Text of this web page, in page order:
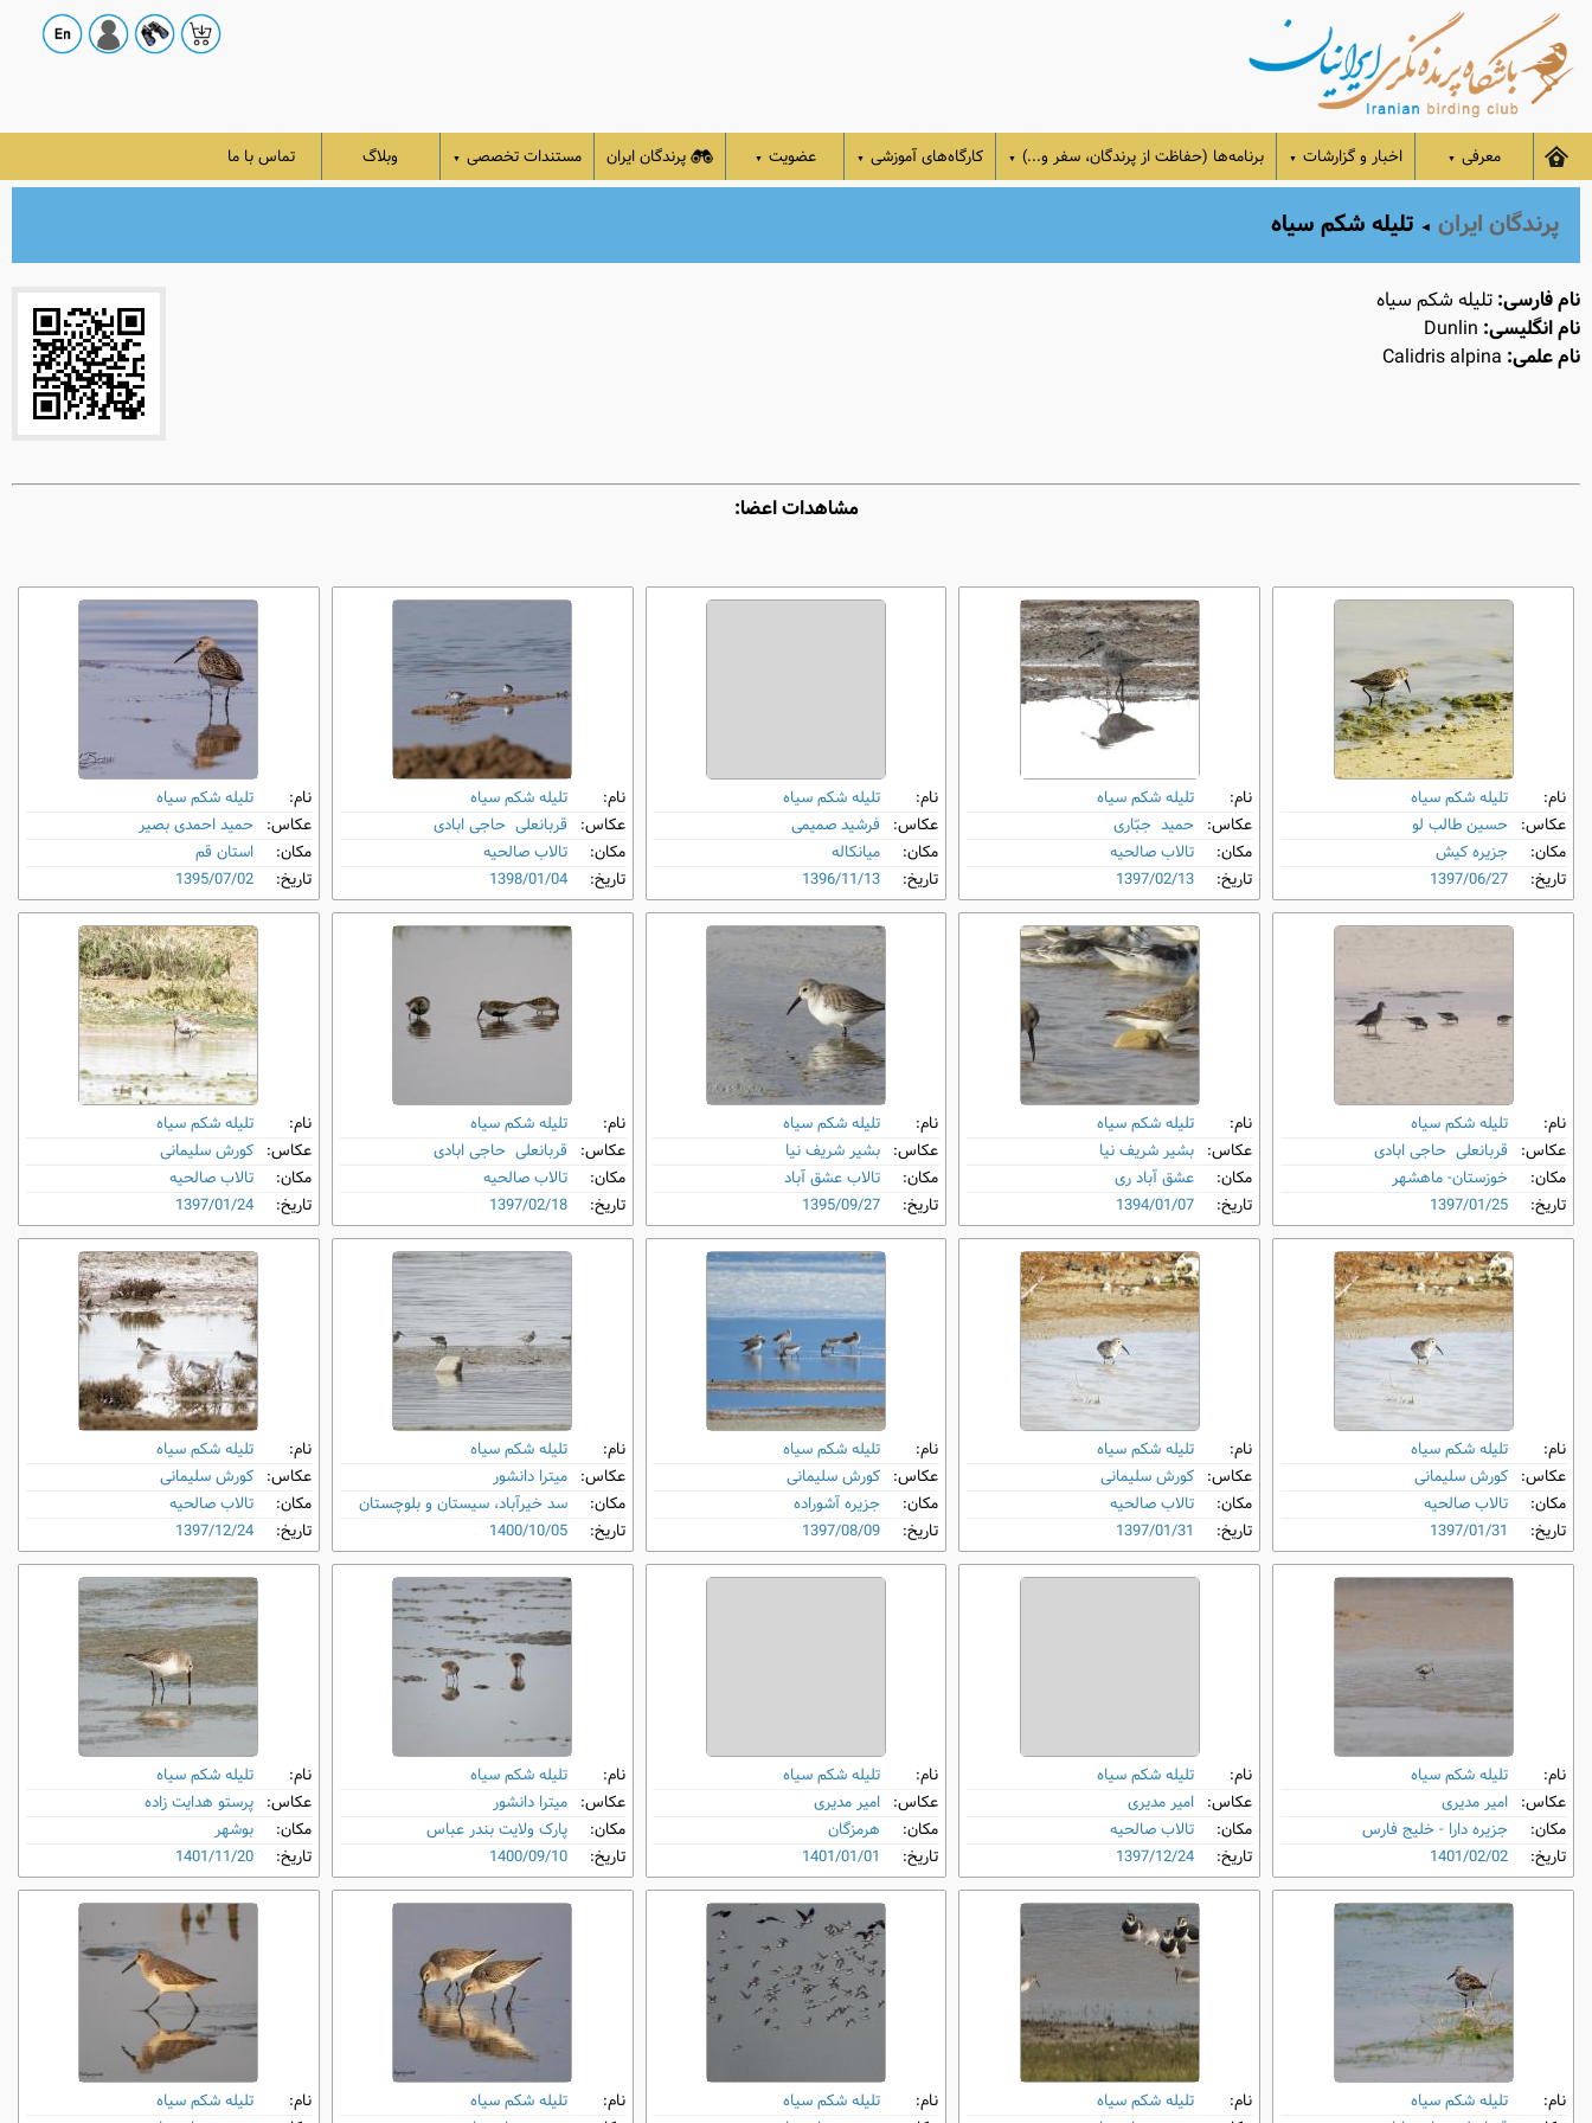
معرفی ▼ اخبار و گزارشات ▼ برنامه‌ها (حفاظت از پرندگان، سفر و...) ▼ کارگاه‌های آموزشی ▼ عضویت ▼ پرندگان ایران مستندات تخصصی ▼ وبلاگ تماس با ما
پرندگان ایران ◄ تلیله شکم‌ سیاه
نام فارسی:تلیله شکم‌ سیاه
نام انگلیسی:
نام علمی:
مشاهدات اعضا:
نام:
تلیله شکم‌ سیاه
عکاس: حسین طالب لو
مکان:
جزیره کیش
تاریخ:
1397/06/27
نام:
تلیله شکم‌ سیاه
عکاس: حمید جبّاری
مکان:
تالاب صالحیه
تاریخ:
1397/02/13
نام:
تلیله شکم‌ سیاه
عکاس: فرشید صمیمی
مکان:
میانکاله
تاریخ:
1396/11/13
نام:
تلیله شکم‌ سیاه
عکاس: قربانعلی حاجی ابادی
مکان:
تالاب صالحیه
تاریخ:
1398/01/04
نام:
تلیله شکم‌ سیاه
عکاس: حمید احمدى بصیر
مکان:
استان قم
تاریخ:
1395/07/02
نام:
تلیله شکم‌ سیاه
عکاس: قربانعلی حاجی ابادی
مکان:
خوزستان- ماهشهر
تاریخ:
1397/01/25
نام:
تلیله شکم‌ سیاه
عکاس: بشیر شریف نیا
مکان:
عشق آباد ری
تاریخ:
1394/01/07
نام:
تلیله شکم‌ سیاه
عکاس: بشیر شریف نیا
مکان:
تالاب عشق آباد
تاریخ:
1395/09/27
نام:
تلیله شکم‌ سیاه
عکاس: قربانعلی حاجی ابادی
مکان:
تالاب صالحیه
تاریخ:
1397/02/18
نام:
تلیله شکم‌ سیاه
عکاس: کورش سلیمانی
مکان:
تالاب صالحیه
تاریخ:
1397/01/24
نام:
تلیله شکم‌ سیاه
عکاس: کورش سلیمانی
مکان:
تالاب صالحیه
تاریخ:
1397/01/31
نام:
تلیله شکم‌ سیاه
عکاس: کورش سلیمانی
مکان:
تالاب صالحیه
تاریخ:
1397/01/31
نام:
تلیله شکم‌ سیاه
عکاس: کورش سلیمانی
مکان:
جزیره آشوراده
تاریخ:
1397/08/09
نام:
تلیله شکم‌ سیاه
عکاس: میترا دانشور
مکان:
سد خیرآباد، سیستان و بلوچستان
تاریخ:
1400/10/05
نام:
تلیله شکم‌ سیاه
عکاس: کورش سلیمانی
مکان:
تالاب صالحیه
تاریخ:
1397/12/24
نام:
تلیله شکم‌ سیاه
عکاس: امیر مدیری
مکان:
جزیره دارا - خلیج فارس
تاریخ:
1401/02/02
نام:
تلیله شکم‌ سیاه
عکاس: امیر مدیری
مکان:
تالاب صالحیه
تاریخ:
1397/12/24
نام:
تلیله شکم‌ سیاه
عکاس: امیر مدیری
مکان:
هرمزگان
تاریخ:
1401/01/01
نام:
تلیله شکم‌ سیاه
عکاس: میترا دانشور
مکان:
پارک ولایت بندر عباس
تاریخ:
1400/09/10
نام:
تلیله شکم‌ سیاه
عکاس: پرستو هدایت زاده
مکان:
بوشهر
تاریخ:
1401/11/20
نام:
تلیله شکم‌ سیاه
نام:
تلیله شکم‌ سیاه
نام:
تلیله شکم‌ سیاه
نام:
تلیله شکم‌ سیاه
نام:
تلیله شکم‌ سیاه